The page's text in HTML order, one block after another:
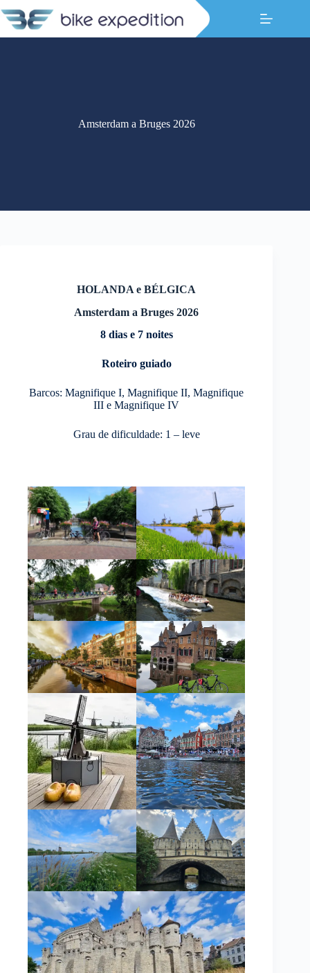
para
Amsterdam a Bruges 2026
HOLANDA e BÉLGICA
Amsterdam a Bruges 2026
8 dias e 7 noites
Roteiro guiado
Barcos: Magnifique I, Magnifique II, Magnifique
III e Magnifique IV
Grau de dificuldade: 1 – leve